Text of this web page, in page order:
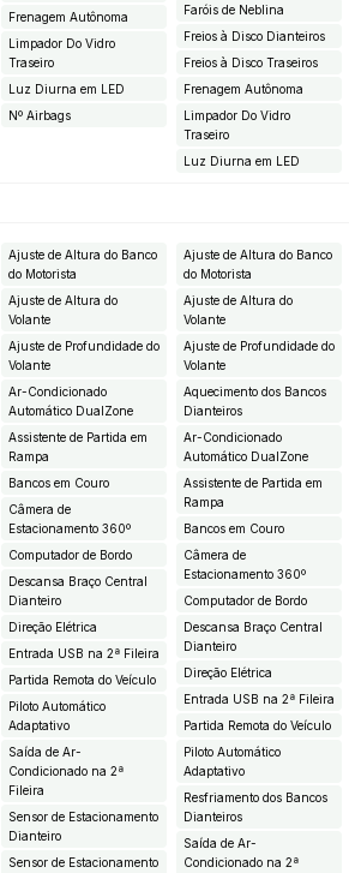
Frenagem Autônoma
Limpador Do Vidro
Traseiro
Luz Diurna em LED
Nº Airbags
Faróis de Neblina
Freios à Disco Dianteiros
Freios à Disco Traseiros
Frenagem Autônoma
Limpador Do Vidro
Traseiro
Luz Diurna em LED
Ajuste de Altura do Banco
do Motorista
Ajuste de Altura do
Volante
Ajuste de Profundidade do
Volante
Ar-Condicionado
Automático DualZone
Assistente de Partida em
Rampa
Bancos em Couro
Câmera de
Estacionamento 360º
Computador de Bordo
Descansa Braço Central
Dianteiro
Direção Elétrica
Entrada USB na 2ª Fileira
Partida Remota do Veículo
Piloto Automático
Adaptativo
Saída de Ar-
Condicionado na 2ª
Fileira
Sensor de Estacionamento
Dianteiro
Sensor de Estacionamento
Ajuste de Altura do Banco
do Motorista
Ajuste de Altura do
Volante
Ajuste de Profundidade do
Volante
Aquecimento dos Bancos
Dianteiros
Ar-Condicionado
Automático DualZone
Assistente de Partida em
Rampa
Bancos em Couro
Câmera de
Estacionamento 360º
Computador de Bordo
Descansa Braço Central
Dianteiro
Direção Elétrica
Entrada USB na 2ª Fileira
Partida Remota do Veículo
Piloto Automático
Adaptativo
Resfriamento dos Bancos
Dianteiros
Saída de Ar-
Condicionado na 2ª